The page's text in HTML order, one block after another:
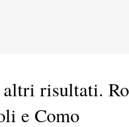
risultati.
e Como